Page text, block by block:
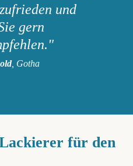
und
gern
, Gotha
für den